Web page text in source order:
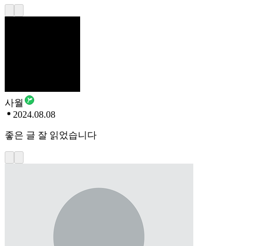
사월
2024.08.08
좋은 글 잘 읽었습니다